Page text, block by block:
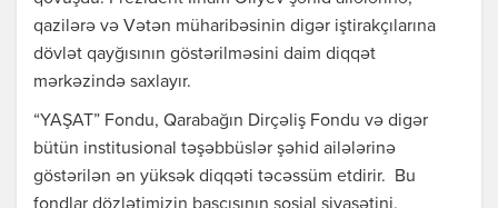
qazilərə və Vətən müharibəsinin digər iştirakçılarına
dövlət qayğısının göstərilməsini daim diqqət
mərkəzində saxlayır.
“YAŞAT” Fondu, Qarabağın Dirçəliş Fondu və digər
bütün institusional təşəbbüslər şəhid ailələrinə
göstərilən ən yüksək diqqəti təcəssüm etdirir. Bu